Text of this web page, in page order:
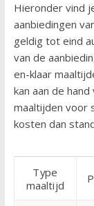
Hieronder vind
aanbiedingen
geldig tot eind
van de
en-klaar
kan aan de
maaltijden voor
kosten dan
Type
maaltijd